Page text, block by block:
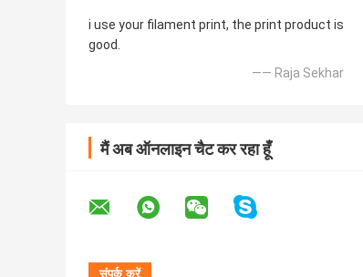
i use your filament print, the print product is
good.
—— Raja Sekhar
मैं अब ऑनलाइन चैट कर रहा हूँ